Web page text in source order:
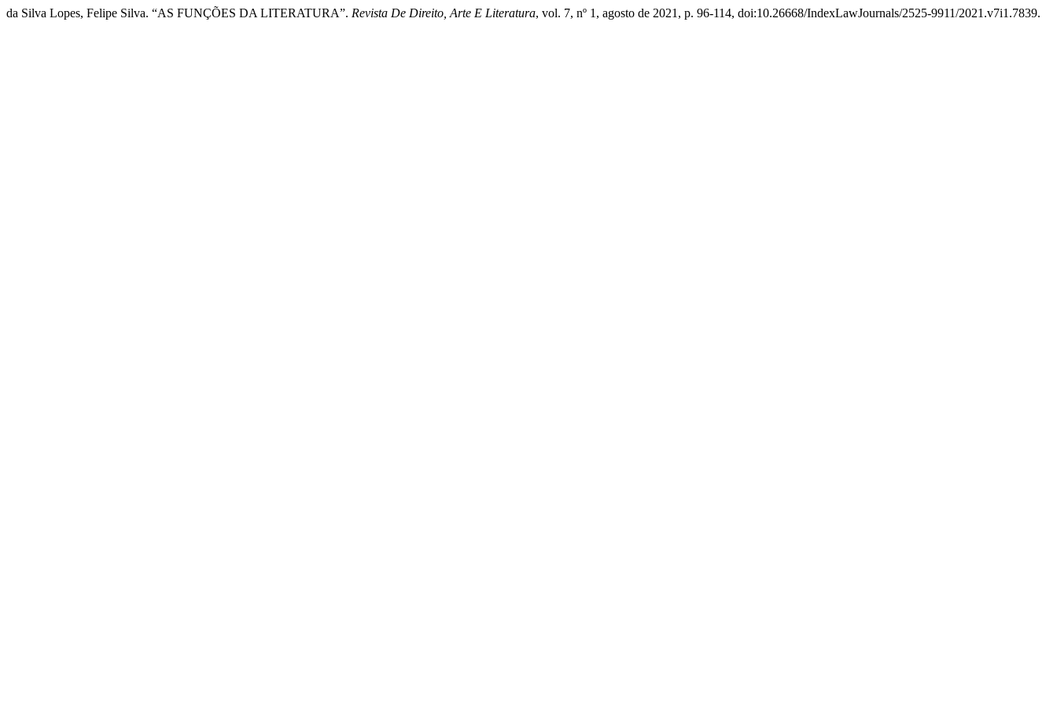
da Silva Lopes, Felipe Silva. “AS FUNÇÕES DA LITERATURA”. Revista De Direito, Arte E Literatura, vol. 7, nº 1, agosto de 2021, p. 96-114, doi:10.26668/IndexLawJournals/2525-9911/2021.v7i1.7839.